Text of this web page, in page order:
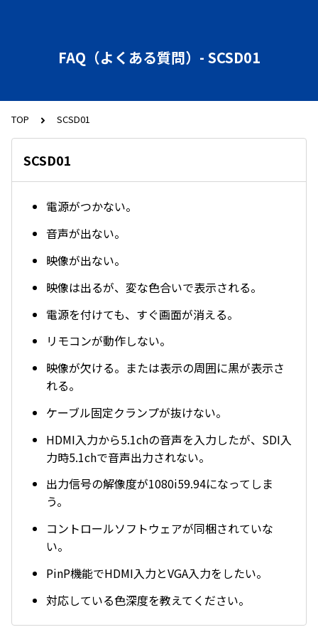
FAQ（よくある質問）- SCSD01
TOP SCSD01
SCSD01
電源がつかない。
音声が出ない。
映像が出ない。
映像は出るが、変な色合いで表示される。
電源を付けても、すぐ画面が消える。
リモコンが動作しない。
映像が欠ける。または表示の周囲に黒が表示さ
れる。
ケーブル固定クランプが抜けない。
HDMI入力から5.1chの音声を入力したが、SDI入
力時5.1chで音声出力されない。
出力信号の解像度が1080i59.94になってしま
う。
コントロールソフトウェアが同梱されていな
い。
PinP機能でHDMI入力とVGA入力をしたい。
対応している色深度を教えてください。